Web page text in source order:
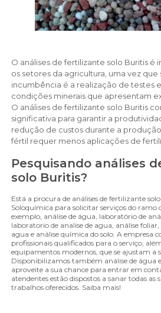
O análises de fertilizante solo Buritis é
os setores da agricultura, uma vez que
incumbência é a realização de testes
condições minerais que apresentam
O análises de fertilizante solo Buritis
significativa para garantir a
redução de custos durante a
fértil requer menos aplicações de
Pesquisando análises
solo Buritis?
Está a procura de análises de fertilizante
Soloquímica para solicitar serviços do ramo
exemplo, análise de água, laboratório de
laboratorio de analise de agua, análise
agua e análise química do solo. A empresa
profissionais qualificados para o serviço,
equipamentos modernos, que se ajustam a
Disponibilizamos também análise de água e
aproveite a sua chance para entrar em
atendentes estão dispostos a sanar todas as
trabalhos oferecidos. Saiba mais!